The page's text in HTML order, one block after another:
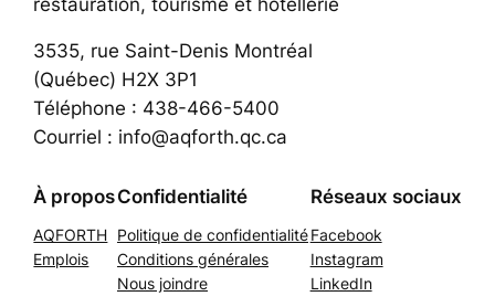
3535, rue Saint-Denis Montréal
(Québec) H2X 3P1
Téléphone : 438-466-5400
Courriel : info@aqforth.qc.ca
À propos
AQFORTH
Emplois
Confidentialité
Politique de confidentialité
Conditions générales
Nous joindre
Réseaux sociaux
Facebook
Instagram
LinkedIn